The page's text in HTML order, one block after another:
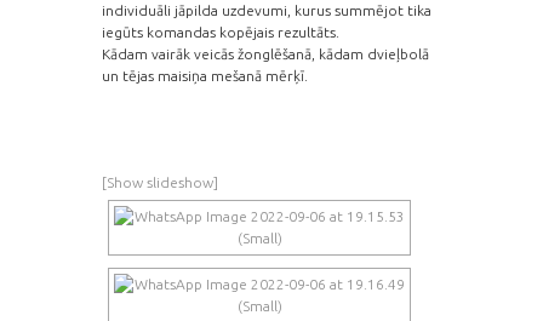
individuāli jāpilda uzdevumi, kurus summējot tika
iegūts komandas kopējais rezultāts.
Kādam vairāk veicās žonglēšanā, kādam dvieļbolā
un tējas maisiņa mešanā mērķī.
[Show slideshow]